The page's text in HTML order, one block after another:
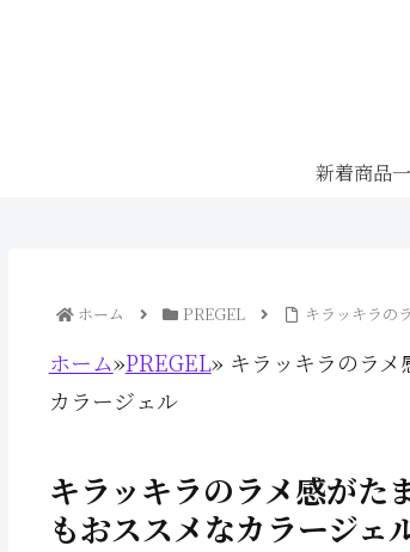
新着商品
ホーム PREGEL キラッキラの
ホーム»PREGEL» キラッキラのラ
カラージェル
キラッキラのラメ感が
もおススメなカラージェ